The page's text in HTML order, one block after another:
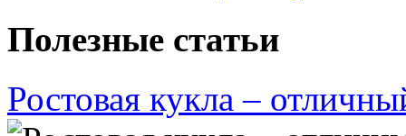
Полезные статьи
Ростовая кукла –